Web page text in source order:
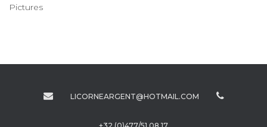
Pictures
LICORNEARGENT@HOTMAIL.COM